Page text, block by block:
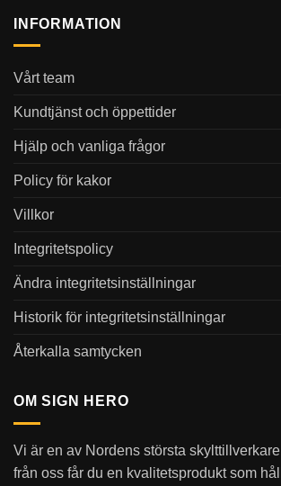
INFORMATION
Vårt team
Kundtjänst och öppettider
Hjälp och vanliga frågor
Policy för kakor
Villkor
Integritetspolicy
Ändra integritetsinställningar
Historik för integritetsinställningar
Återkalla samtycken
OM SIGN HERO
Vi är en av Nordens största
från oss får du en kvalitetsprodukt som